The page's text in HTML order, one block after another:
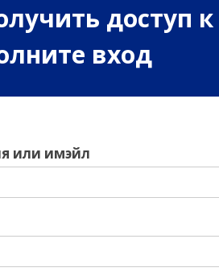
доступ к
вход
или имэйл